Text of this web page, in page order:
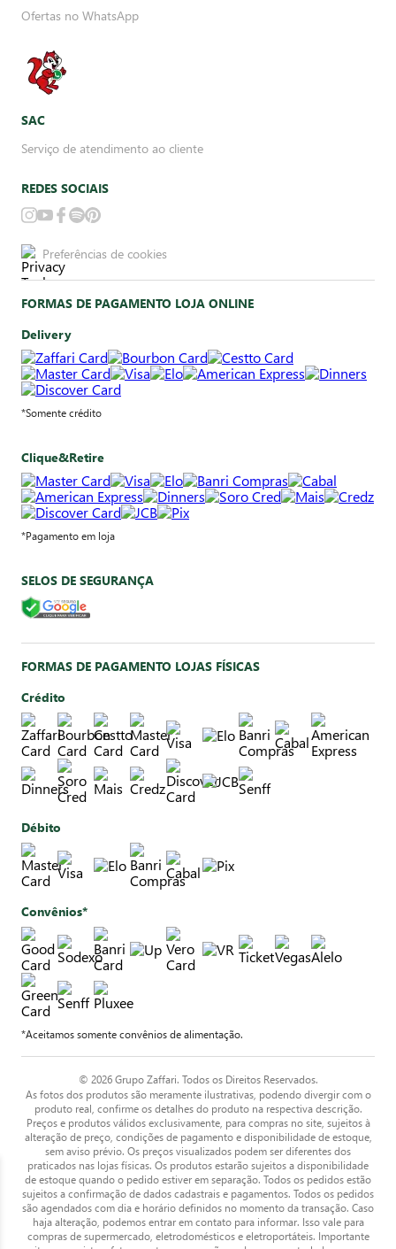
Ofertas no WhatsApp
SAC
Serviço de atendimento ao cliente
REDES SOCIAIS
Preferências de cookies
FORMAS DE PAGAMENTO LOJA ONLINE
Delivery
*Somente crédito
Clique&Retire
*Pagamento em loja
SELOS DE SEGURANÇA
FORMAS DE PAGAMENTO LOJAS FÍSICAS
Crédito
Débito
Convênios*
*Aceitamos somente convênios de alimentação.
© 2026 Grupo Zaffari. Todos os Direitos Reservados.
As fotos dos produtos são meramente ilustrativas, podendo divergir com o
produto real, confirme os detalhes do produto na respectiva descrição.
Preços e produtos válidos exclusivamente, para compras no site, sujeitos à
alteração de preço, condições de pagamento e disponibilidade de estoque,
sem aviso prévio. Os preços visualizados podem ser diferentes dos
praticados nas lojas físicas. Os produtos estarão sujeitos a disponibilidade
de estoque quando o pedido estiver em separação. Todos os pedidos estão
sujeitos a confirmação de dados cadastrais e pagamentos. Todos os pedidos
são agendados com dia e horário definidos no momento da transação. Caso
haja alteração, podemos entrar em contato para informar. Isso vale para
compras de supermercado, eletrodomésticos e eletroportáteis. Importante